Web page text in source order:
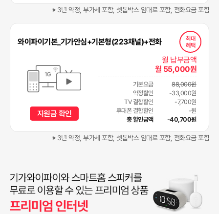
※ 3년 약정, 부가세 포함, 셋톱박스 임대료 포함, 전화요금 포함
와이파이기본_기가안심+기본형(223채널)+전화
최대
혜택
지원금 확인
월 납부금액
월 55,000원
기본요금
약정할인
TV 결합할인
휴대폰 결합할인
총 할인금액
88,000원
-33,000원
-7,700원
-원
-40,700원
※ 3년 약정, 부가세 포함, 셋톱박스 임대료 포함, 전화요금 포함